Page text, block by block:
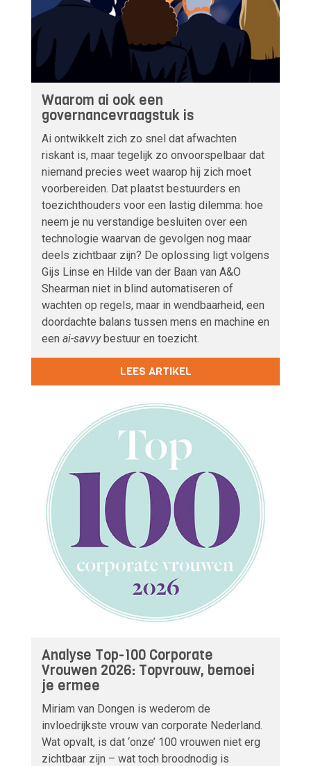
Waarom ai ook een
governancevraagstuk is
Ai ontwikkelt zich zo snel dat afwachten
riskant is, maar tegelijk zo onvoorspelbaar dat
niemand precies weet waarop hij zich moet
voorbereiden. Dat plaatst bestuurders en
toezichthouders voor een lastig dilemma: hoe
neem je nu verstandige besluiten over een
technologie waarvan de gevolgen nog maar
deels zichtbaar zijn? De oplossing ligt volgens
Gijs Linse en Hilde van der Baan van A&O
Shearman niet in blind automatiseren of
wachten op regels, maar in wendbaarheid, een
doordachte balans tussen mens en machine en
een ai-savvybestuur en toezicht.
LEES ARTIKEL
Analyse Top-100 Corporate
Vrouwen 2026: Topvrouw, bemoei
je ermee
Miriam van Dongen is wederom de
invloedrijkste vrouw van corporate Nederland.
Wat opvalt, is dat ‘onze’ 100 vrouwen niet erg
zichtbaar zijn – wat toch broodnodig is